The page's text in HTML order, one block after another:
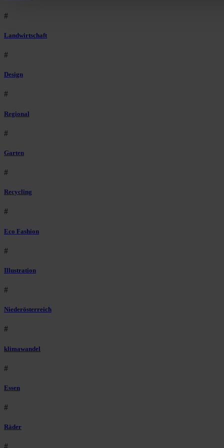
#
Landwirtschaft
#
Design
#
Regional
#
Garten
#
Recycling
#
Eco Fashion
#
Illustration
#
Niederösterreich
#
klimawandel
#
Essen
#
Räder